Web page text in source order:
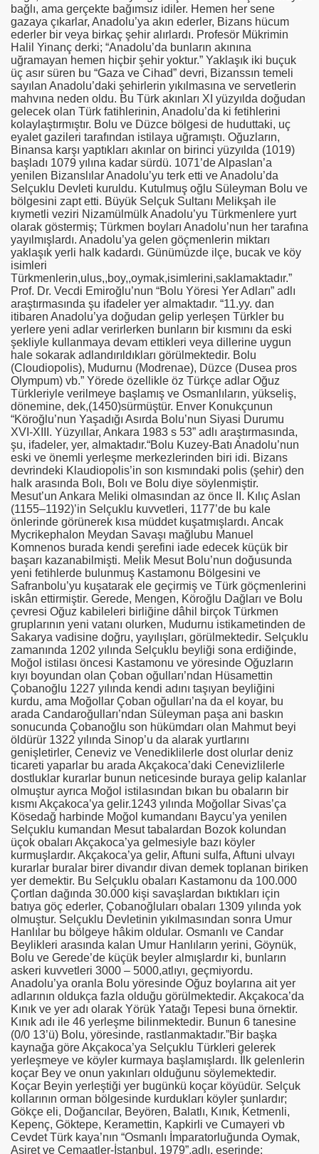
bağlı, ama gerçekte bağımsız idiler. Hemen her sene
gazaya çıkarlar, Anadolu’ya akın ederler, Bizans hücum
ederler bir veya birkaç şehir alırlardı. Profesör Mükrimin
Halil Yinanç derki; “Anadolu’da bunların akınına
uğramayan hemen hiçbir şehir yoktur.” Yaklaşık iki buçuk
üç asır süren bu “Gaza ve Cihad” devri, Bizanssın temeli
sayılan Anadolu’daki şehirlerin yıkılmasına ve servetlerin
mahvına neden oldu. Bu Türk akınları XI yüzyılda doğudan
gelecek olan Türk fatihlerinin, Anadolu’da ki fetihlerini
kolaylaştırmıştır. Bolu ve Düzce bölgesi de huduttaki, uç
eyalet gazileri tarafından istilaya uğramıştı. Oğuzların,
Binansa karşı yaptıkları akınlar on birinci yüzyılda (1019)
başladı 1079 yılına kadar sürdü. 1071’de Alpaslan’a
yenilen Bizanslılar Anadolu’yu terk etti ve Anadolu’da
Selçuklu Devleti kuruldu. Kutulmuş oğlu Süleyman Bolu ve
bölgesini zapt etti. Büyük Selçuk Sultanı Melikşah ile
kıymetli veziri Nizamülmülk Anadolu’yu Türkmenlere yurt
olarak göstermiş; Türkmen boyları Anadolu’nun her tarafına
yayılmışlardı. Anadolu’ya gelen göçmenlerin miktarı
yaklaşık yerli halk kadardı. Günümüzde ilçe, bucak ve köy
isimleri
Türkmenlerin,ulus,,boy,,oymak,isimlerini,saklamaktadır.”
Prof. Dr. Vecdi Emiroğlu’nun “Bolu Yöresi Yer Adları” adlı
araştırmasında şu ifadeler yer almaktadır. “11.yy. dan
itibaren Anadolu’ya doğudan gelip yerleşen Türkler bu
yerlere yeni adlar verirlerken bunların bir kısmını da eski
şekliyle kullanmaya devam ettikleri veya dillerine uygun
hale sokarak adlandırıldıkları görülmektedir. Bolu
(Cloudiopolis), Mudurnu (Modrenae), Düzce (Dusea pros
Olympum) vb.” Yörede özellikle öz Türkçe adlar Oğuz
Türkleriyle verilmeye başlamış ve Osmanlıların, yükseliş,
dönemine, dek,(1450)sürmüştür. Enver Konukçunun
“Köroğlu’nun Yaşadığı Asırda Bolu’nun Siyasi Durumu
XVI-XIII. Yüzyıllar, Ankara 1983 s 53” adlı araştırmasında,
şu, ifadeler, yer, almaktadır.“Bolu Kuzey-Batı Anadolu’nun
eski ve önemli yerleşme merkezlerinden biri idi. Bizans
devrindeki Klaudiopolis’in son kısmındaki polis (şehir) den
halk arasında Bolı, Bolı ve Bolu diye söylenmiştir.
Mesut’un Ankara Meliki olmasından az önce II. Kılıç Aslan
(1155–1192)’in Selçuklu kuvvetleri, 1177’de bu kale
önlerinde görünerek kısa müddet kuşatmışlardı. Ancak
Mycrikephalon Meydan Savaşı mağlubu Manuel
Komnenos burada kendi şerefini iade edecek küçük bir
başarı kazanabilmişti. Melik Mesut Bolu’nun doğusunda
yeni fetihlerde bulunmuş Kastamonu Bölgesini ve
Safranbolu’yu kuşatarak ele geçirmiş ve Türk göçmenlerini
iskân ettirmiştir. Gerede, Mengen, Köroğlu Dağları ve Bolu
çevresi Oğuz kabileleri birliğine dâhil birçok Türkmen
gruplarının yeni vatanı olurken, Mudurnu istikametinden de
Sakarya vadisine doğru, yayılışları, görülmektedir. Selçuklu
zamanında 1202 yılında Selçuklu beyliği sona erdiğinde,
Moğol istilası öncesi Kastamonu ve yöresinde Oğuzların
kıyı boyundan olan Çoban oğulları’ndan Hüsamettin
Çobanoğlu 1227 yılında kendi adını taşıyan beyliğini
kurdu, ama Moğollar Çoban oğulları’na da el koyar, bu
arada Candaroğulları’ndan Süleyman paşa ani baskın
sonucunda Çobanoğlu son hükümdarı olan Mahmut beyi
öldürür 1322 yılında Sinop’u da alarak yurtlarını
genişletirler, Ceneviz ve Venediklilerle dost olurlar deniz
ticareti yaparlar bu arada Akçakoca’daki Cenevizlilerle
dostluklar kurarlar bunun neticesinde buraya gelip kalanlar
olmuştur ayrıca Moğol istilasından bıkan bu obaların bir
kısmı Akçakoca’ya gelir.1243 yılında Moğollar Sivas’ça
Kösedağ harbinde Moğol kumandanı Baycu’ya yenilen
Selçuklu kumandan Mesut tabalardan Bozok kolundan
üçok obaları Akçakoca’ya gelmesiyle bazı köyler
kurmuşlardır. Akçakoca’ya gelir, Aftuni sulfa, Aftuni ulvayı
kurarlar buralar birer divandır divan demek toplanan biriken
yer demektir. Bu Selçuklu obaları Kastamonu da 100.000
Çortlan dağında 30.000 kişi savaşlardan bıktıkları için
batıya göç ederler, Çobanoğluları obaları 1309 yılında yok
olmuştur. Selçuklu Devletinin yıkılmasından sonra Umur
Hanlılar bu bölgeye hâkim oldular. Osmanlı ve Candar
Beylikleri arasında kalan Umur Hanlıların yerini, Göynük,
Bolu ve Gerede’de küçük beyler almışlardır ki, bunların
askeri kuvvetleri 3000 – 5000,atlıyı, geçmiyordu.
Anadolu’ya oranla Bolu yöresinde Oğuz boylarına ait yer
adlarının oldukça fazla olduğu görülmektedir. Akçakoca’da
Kınık ve yer adı olarak Yörük Yatağı Tepesi buna örnektir.
Kınık adı ile 46 yerleşme bilinmektedir. Bunun 6 tanesine
(0/0 13’ü) Bolu, yöresinde, rastlanmaktadır.”Bir başka
kaynağa göre Akçakoca’ya Selçuklu Türkleri gelerek
yerleşmeye ve köyler kurmaya başlamışlardı. İlk gelenlerin
koçar Bey ve onun yakınları olduğunu söylemektedir.
Koçar Beyin yerleştiği yer bugünkü koçar köyüdür. Selçuk
kollarının orman bölgesinde kurdukları köyler şunlardır;
Gökçe eli, Doğancılar, Beyören, Balatlı, Kınık, Ketmenli,
Kepenç, Göktepe, Keramettin, Kapkirli ve Cumayeri vb
Cevdet Türk kaya’nın “Osmanlı İmparatorluğunda Oymak,
Aşiret ve Cemaatler-İstanbul, 1979”,adlı, eserinde: